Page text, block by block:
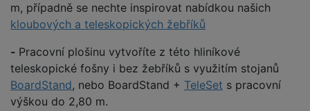
m, případně se nechte inspirovat nabídkou našich
kloubových a teleskopických žebříků
- Pracovní plošinu vytvoříte z této hliníkové
teleskopické fošny i bez žebříků s využitím stojanů
BoardStand, nebo BoardStand + TeleSet s pracovní
výškou do 2,80 m.